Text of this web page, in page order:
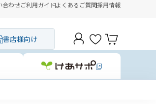
合わせご利用ガイドよくあるご質問採用情報
書店様向け